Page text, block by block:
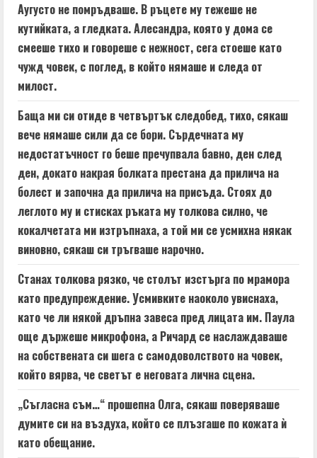
Аугусто не помръдваше. В ръцете му тежеше не
кутийката, а гледката. Алесандра, която у дома се
смееше тихо и говореше с нежност, сега стоеше като
чужд човек, с поглед, в който нямаше и следа от
милост.
Баща ми си отиде в четвъртък следобед, тихо, сякаш
вече нямаше сили да се бори. Сърдечната му
недостатъчност го беше пречупвала бавно, ден след
ден, докато накрая болката престана да прилича на
болест и започна да прилича на присъда. Стоях до
леглото му и стисках ръката му толкова силно, че
кокалчетата ми изтръпнаха, а той ми се усмихна някак
виновно, сякаш си тръгваше нарочно.
Станах толкова рязко, че столът изстърга по мрамора
като предупреждение. Усмивките наоколо увиснаха,
като че ли някой дръпна завеса пред лицата им. Паула
още държеше микрофона, а Ричард се наслаждаваше
на собствената си шега с самодоволството на човек,
който вярва, че светът е неговата лична сцена.
„Съгласна съм…“ прошепна Олга, сякаш поверяваше
думите си на въздуха, който се плъзгаше по кожата ѝ
като обещание.